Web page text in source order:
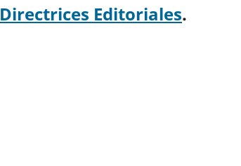
Directrices Editoriales.